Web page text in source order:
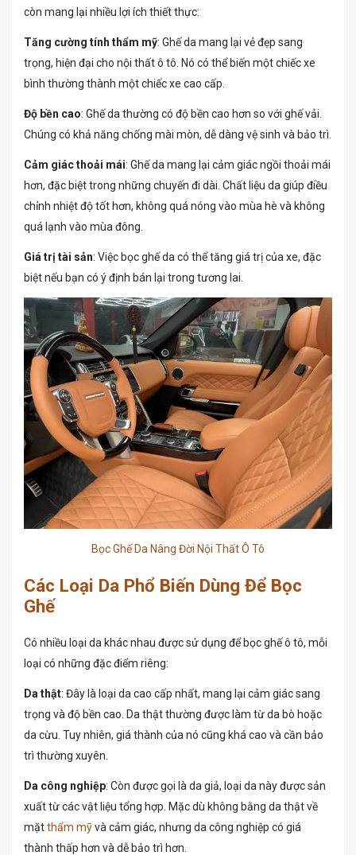
còn mang lại nhiều lợi ích thiết thực:
Tăng cường tính thẩm mỹ: Ghế da mang lại vẻ đẹp sang
trọng, hiện đại cho nội thất ô tô. Nó có thể biến một chiếc xe
bình thường thành một chiếc xe cao cấp.
Độ bền cao: Ghế da thường có độ bền cao hơn so với ghế vải.
Chúng có khả năng chống mài mòn, dễ dàng vệ sinh và bảo trì.
Cảm giác thoải mái: Ghế da mang lại cảm giác ngồi thoải mái
hơn, đặc biệt trong những chuyến đi dài. Chất liệu da giúp điều
chỉnh nhiệt độ tốt hơn, không quá nóng vào mùa hè và không
quá lạnh vào mùa đông.
Giá trị tài sản: Việc bọc ghế da có thể tăng giá trị của xe, đặc
biệt nếu bạn có ý định bán lại trong tương lai.
Bọc Ghế Da Nâng Đời Nội Thất Ô Tô
Các Loại Da Phổ Biến Dùng Để Bọc
Ghế
Có nhiều loại da khác nhau được sử dụng để bọc ghế ô tô, mỗi
loại có những đặc điểm riêng:
Da thật: Đây là loại da cao cấp nhất, mang lại cảm giác sang
trọng và độ bền cao. Da thật thường được làm từ da bò hoặc
da cừu. Tuy nhiên, giá thành của nó cũng khá cao và cần bảo
trì thường xuyên.
Da công nghiệp: Còn được gọi là da giả, loại da này được sản
xuất từ các vật liệu tổng hợp. Mặc dù không bằng da thật về
mặtthẩm mỹvà cảm giác, nhưng da công nghiệp có giá
thành thấp hơn và dễ bảo trì hơn.